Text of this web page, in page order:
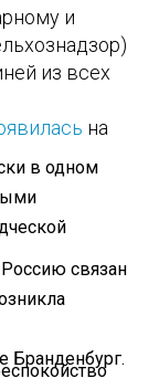
и
из всех
на
в одном
Россию связан
Бранденбург.